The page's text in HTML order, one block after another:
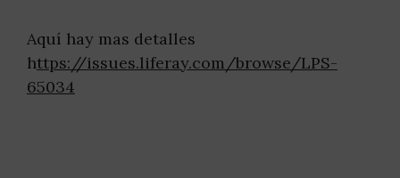
Aquí hay mas detalles
https://issues.liferay.com/browse/LPS-
65034